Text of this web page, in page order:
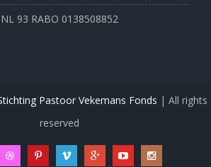
93 RABO 0138508852
Pastoor Vekemans Fonds | All rights
reserved